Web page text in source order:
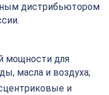
дистрибьютором
мощности для
масла и воздуха;
и